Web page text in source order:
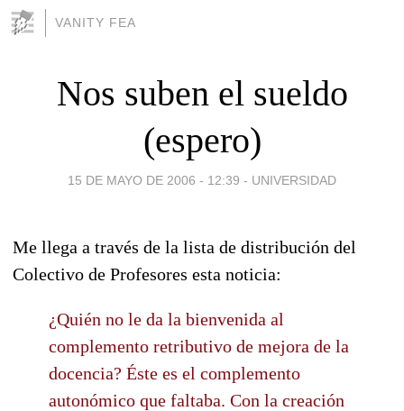
VANITY FEA
Nos suben el sueldo
(espero)
15 DE MAYO DE 2006 - 12:39 - UNIVERSIDAD
Me llega a través de la lista de distribución del
Colectivo de Profesores esta noticia:
¿Quién no le da la bienvenida al
complemento retributivo de mejora de la
docencia? Éste es el complemento
autonómico que faltaba. Con la creación